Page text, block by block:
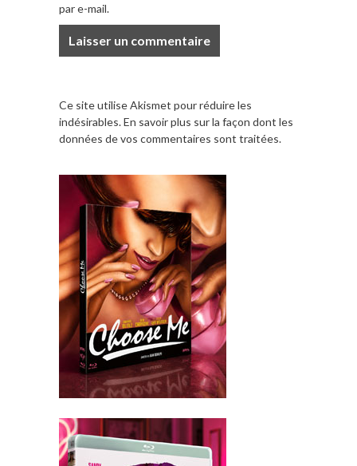
par e-mail.
Ce site utilise Akismet pour réduire les
indésirables.En savoir plus sur la façon dont les
données de vos commentaires sont traitées.